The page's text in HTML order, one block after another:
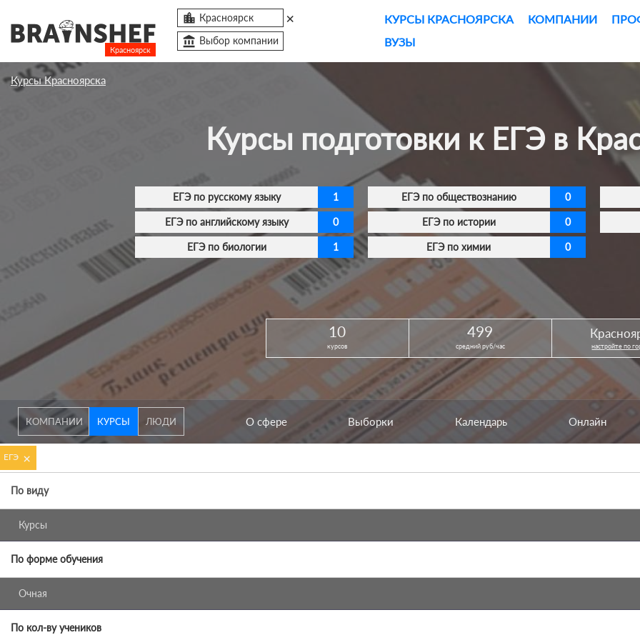
Красноярск
 Красноярск ×
account_balance Выбор компании
КУРСЫ КРАСНОЯРСКА КОМПАНИИ
ВУЗЫ
Посмотреть по России
Курсы Красноярска
Курсы подготовки к ЕГЭ в
ЕГЭ по русскому языку 1 ЕГЭ по обществознанию 0
ЕГЭ по английскому языку 0 ЕГЭ по истории 0
ЕГЭ по биологии 1 ЕГЭ по химии 0
10
курсов
499
средний руб/час настройте по
КОМПАНИИ КУРСЫ ЛЮДИ О сфере Выборки Календарь Онлайн
ЕГЭ ×
По виду
Курсы
По форме обучения
Очная
По кол-ву учеников